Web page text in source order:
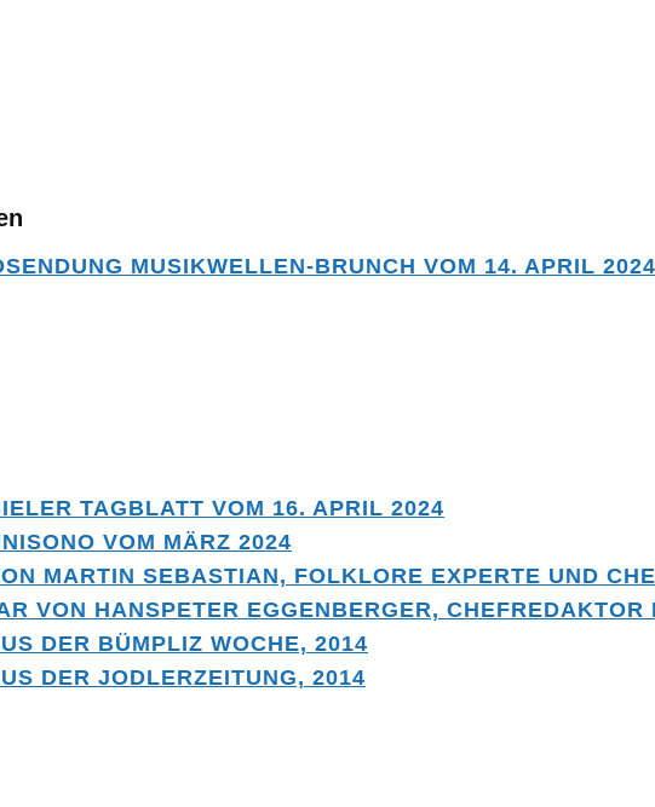
MUSIKWELLEN-BRUNCH VOM 14. APRIL 2024
TAGBLATT VOM 16. APRIL 2024
VOM MÄRZ 2024
MARTIN SEBASTIAN, FOLKLORE EXPERTE UND
VON HANSPETER EGGENBERGER,
DER BÜMPLIZ WOCHE, 2014
DER JODLERZEITUNG, 2014